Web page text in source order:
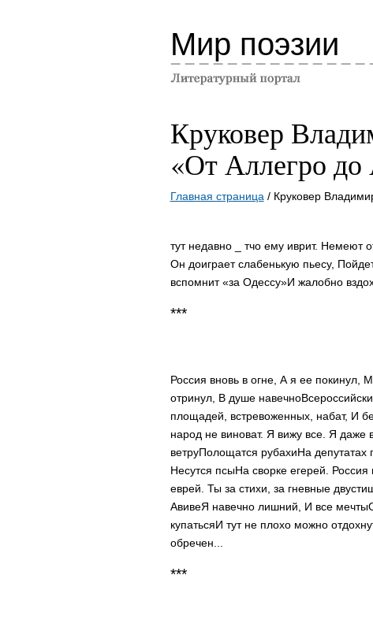
Мир поэзии
Круковер
«От Аллегро до
Главная страница / Круковер
тут недавно _ тчо ему иврит. Немеют
Он доиграет слабенькую пьесу,
вспомнит «за Одессу»И жалобно
***
Россия вновь в огне, А я ее покинул,
отринул, В душе навечно
площадей, встревоженных, набат, И
народ не виноват. Я вижу все. Я даже
ветруПолощатся рубахиНа депутатах
Несутся псыНа сворке егерей. Россия
еврей. Ты за стихи, за гневные
АвивеЯ навечно лишний, И все мечты
купатьсяИ тут не плохо можно
обречен...
***